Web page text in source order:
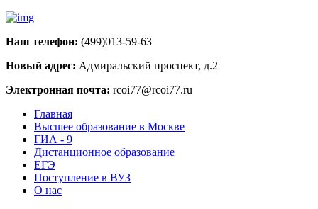
Наш телефон: (499)013-59-63
Новый адрес: Адмиральский проспект, д.2
Электронная почта: rcoi77@rcoi77.ru
Главная
Высшее образование в Москве
ГИА - 9
Дистанционное образование
ЕГЭ
Поступление в ВУЗ
О нас